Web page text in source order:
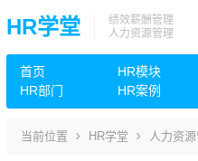
HR学堂
绩效薪酬管理
人力资源管理
首页 HR模块
HR部门
HR案例
当前位置 HR学堂 人力资